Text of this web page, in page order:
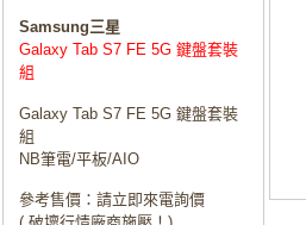
Samsung三星
Galaxy Tab S7 FE 5G 鍵盤套裝
組
Galaxy Tab S7 FE 5G 鍵盤套裝
組
NB筆電/平板/AIO
參考售價：請立即來電詢價